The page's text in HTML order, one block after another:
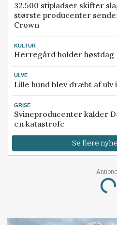
32.500 stipladser skifter
største producenter
Crown
KULTUR
Herregård holder høstdag
ULVE
Lille hund blev dræbt af ulv
GRISE
Svineproducenter kalder
en katastrofe
Se flere